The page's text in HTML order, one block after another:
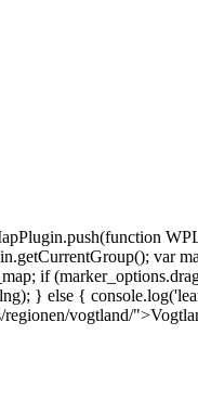
var
if
} else {
vogtland/